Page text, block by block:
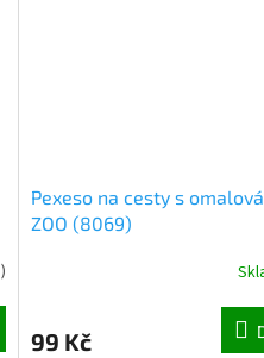
)
Pexeso na cesty s
ZOO (8069)
99 Kč